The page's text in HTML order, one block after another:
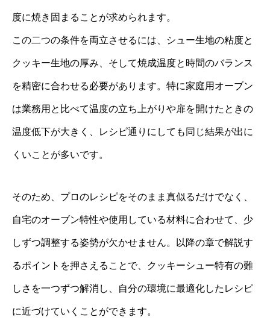
度に焼き固まることが求められます。
この二つの条件を両立させるには、シュー生地の粘度と
クッキー生地の厚み、そして焼成温度と時間のバランス
を精密に合わせる必要があります。特に家庭用オーブン
は業務用と比べて温度の立ち上がりや扉を開けたときの
温度低下が大きく、レシピ通りにしても同じ結果が出に
くいことが多いです。
そのため、プロのレシピをそのまま真似るだけでなく、
自宅のオーブン特性や使用している材料に合わせて、少
しずつ調整する姿勢が欠かせません。以降の章で解説す
るポイントを押さえることで、クッキーシュー特有の難
しさを一つずつ解消し、自分の環境に最適化したレシピ
に近づけていくことができます。